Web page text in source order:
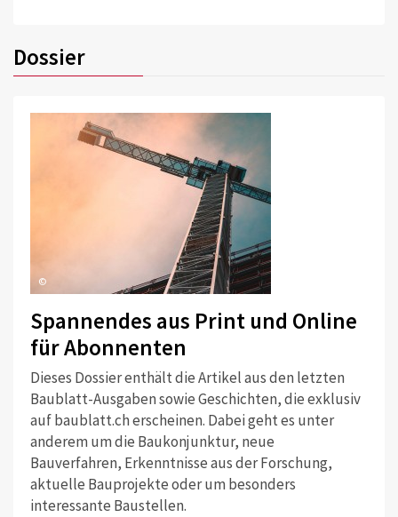
Dossier
©
Spannendes aus Print und Online
für Abonnenten
Dieses Dossier enthält die Artikel aus den letzten
Baublatt-Ausgaben sowie Geschichten, die exklusiv
auf baublatt.ch erscheinen. Dabei geht es unter
anderem um die Baukonjunktur, neue
Bauverfahren, Erkenntnisse aus der Forschung,
aktuelle Bauprojekte oder um besonders
interessante Baustellen.